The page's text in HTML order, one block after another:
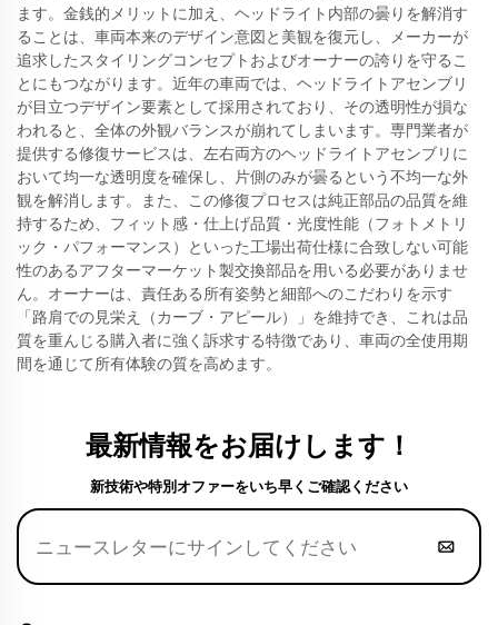
ます。金銭的メリットに加え、ヘッドライト内部の曇りを解消す
ることは、車両本来のデザイン意図と美観を復元し、メーカーが
追求したスタイリングコンセプトおよびオーナーの誇りを守るこ
とにもつながります。近年の車両では、ヘッドライトアセンブリ
が目立つデザイン要素として採用されており、その透明性が損な
われると、全体の外観バランスが崩れてしまいます。専門業者が
提供する修復サービスは、左右両方のヘッドライトアセンブリに
おいて均一な透明度を確保し、片側のみが曇るという不均一な外
観を解消します。また、この修復プロセスは純正部品の品質を維
持するため、フィット感・仕上げ品質・光度性能（フォトメトリ
ック・パフォーマンス）といった工場出荷仕様に合致しない可能
性のあるアフターマーケット製交換部品を用いる必要がありませ
ん。オーナーは、責任ある所有姿勢と細部へのこだわりを示す
「路肩での見栄え（カーブ・アピール）」を維持でき、これは品
質を重んじる購入者に強く訴求する特徴であり、車両の全使用期
間を通じて所有体験の質を高めます。
最新情報をお届けします！
新技術や特別オファーをいち早くご確認ください